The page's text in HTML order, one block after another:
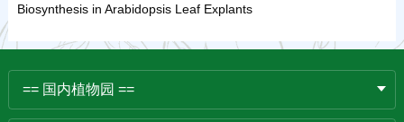
Biosynthesis in Arabidopsis Leaf Explants
== 国内植物园 ==